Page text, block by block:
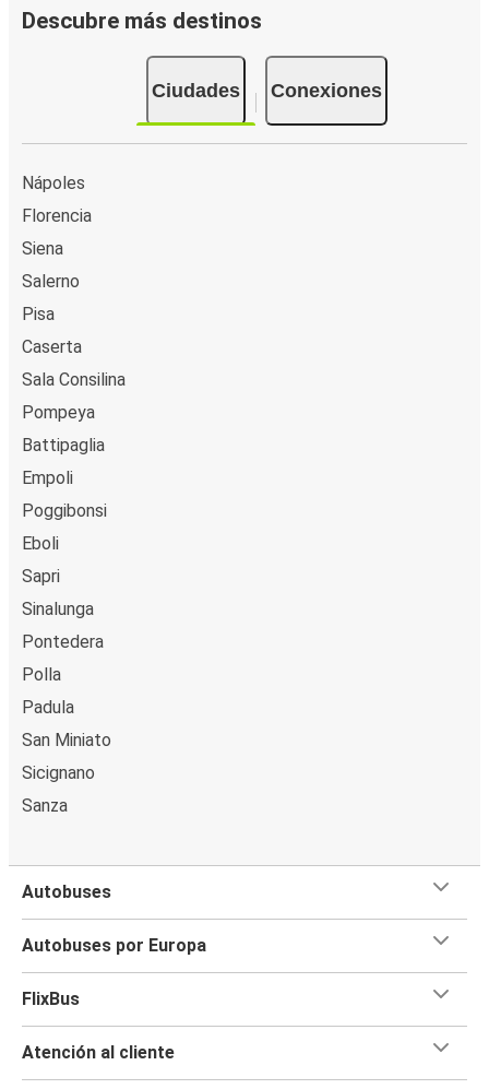
Descubre más destinos
Ciudades Conexiones
Nápoles
Florencia
Siena
Salerno
Pisa
Caserta
Sala Consilina
Pompeya
Battipaglia
Empoli
Poggibonsi
Eboli
Sapri
Sinalunga
Pontedera
Polla
Padula
San Miniato
Sicignano
Sanza
Autobuses
Autobuses por Europa
FlixBus
Atención al cliente